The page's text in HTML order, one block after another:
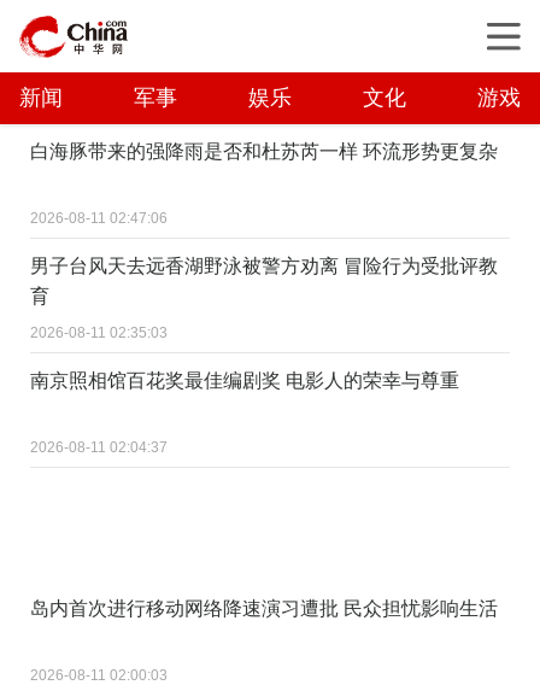
新闻 军事 娱乐 文化 游戏
白海豚带来的强降雨是否和杜苏芮一样 环流形势更复杂
2026-08-11 02:47:06
男子台风天去远香湖野泳被警方劝离 冒险行为受批评教
育
2026-08-11 02:35:03
南京照相馆百花奖最佳编剧奖 电影人的荣幸与尊重
2026-08-11 02:04:37
岛内首次进行移动网络降速演习遭批 民众担忧影响生活
2026-08-11 02:00:03